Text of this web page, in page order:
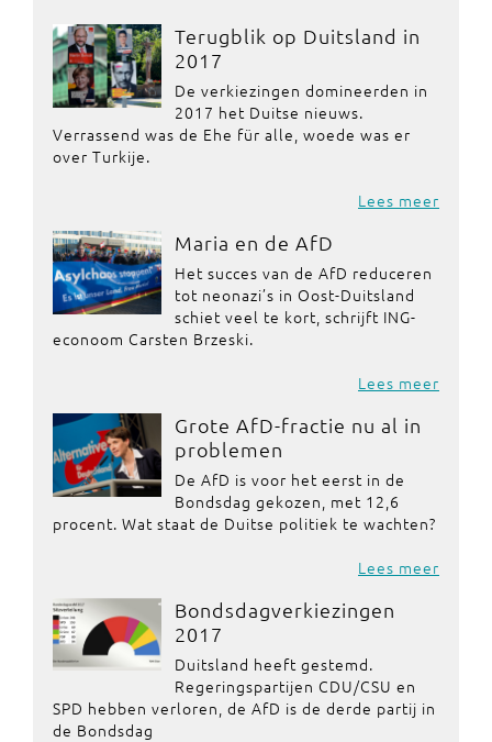
Terugblik op Duitsland in
2017
De verkiezingen domineerden in
2017 het Duitse nieuws.
Verrassend was de Ehe für alle, woede was er
over Turkije.
Lees meer
Maria en de AfD
Het succes van de AfD reduceren
tot neonazi’s in Oost-Duitsland
schiet veel te kort, schrijft ING-
econoom Carsten Brzeski.
Lees meer
Grote AfD-fractie nu al in
problemen
De AfD is voor het eerst in de
Bondsdag gekozen, met 12,6
procent. Wat staat de Duitse politiek te wachten?
Lees meer
Bondsdagverkiezingen
2017
Duitsland heeft gestemd.
Regeringspartijen CDU/CSU en
SPD hebben verloren, de AfD is de derde partij in
de Bondsdag